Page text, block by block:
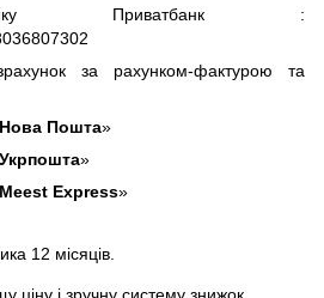
Приватбанк :
за рахунком-фактурою та
Нова Пошта»
Укрпошта»
Meest Express»
12 місяців.